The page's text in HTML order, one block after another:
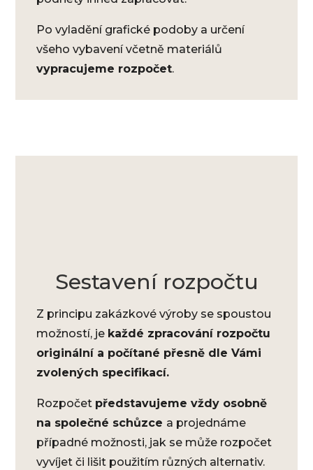
Po vyladění grafické podoby a určení
všeho vybavení včetně materiálů
vypracujeme rozpočet.
Sestavení rozpočtu
Z principu zakázkové výroby se spoustou
možností, je každé zpracování rozpočtu
originální a počítané přesně dle Vámi
zvolených specifikací.
Rozpočet představujeme vždy osobně
na společné schůzce a projednáme
případné možnosti, jak se může rozpočet
vyvíjet či lišit použitím různých alternativ.